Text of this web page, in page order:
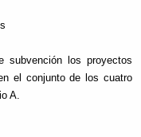
subvención los proyectos
el conjunto de los cuatro
A.